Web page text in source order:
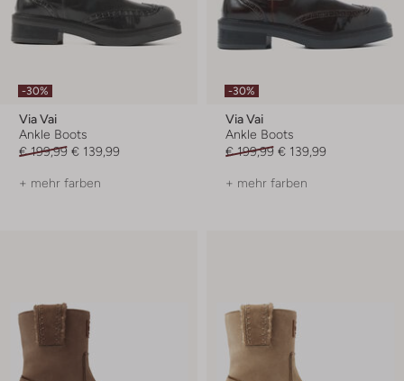
-30%
Via Vai
Ankle Boots
€ 199,99 € 139,99
+ mehr farben
-30%
Via Vai
Ankle Boots
€ 199,99 € 139,99
+ mehr farben